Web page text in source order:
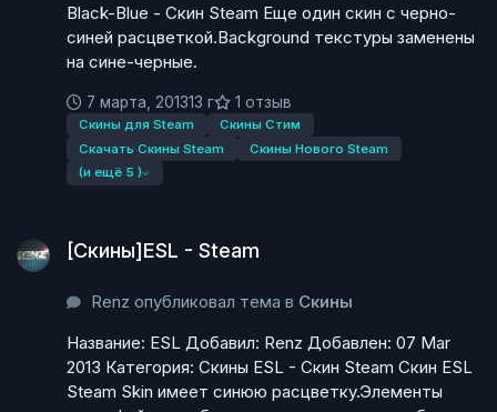
Black-Blue - Скин Steam Еще один скин с черно-
синей расцветкой.Background текстуры заменены
на сине-черные.
7 марта, 201313 г 1 отзыв
Скины для Steam
Скины Стим
Скачать Скины Steam
Скины Нового Steam
(и ещё 5 )
[Скины]ESL - Steam
Renz опубликовал тема в Скины
Название: ESL Добавил: Renz Добавлен: 07 Mar
2013 Категория: Скины ESL - Скин Steam Скин ESL
Steam Skin имеет синюю расцветку.Элементы